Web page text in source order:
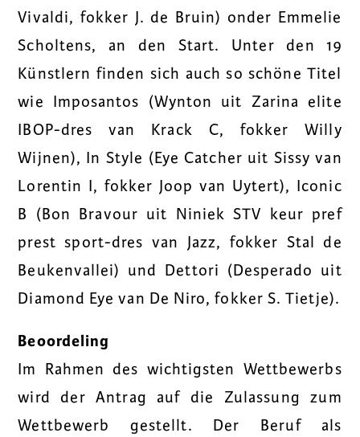
Vivaldi, fokker J. de Bruin) onder Emmelie
Scholtens, an den Start. Unter den 19
Künstlern finden sich auch so schöne Titel
wie Imposantos (Wynton uit Zarina elite
IBOP-dres van Krack C, fokker Willy
Wijnen), In Style (Eye Catcher uit Sissy van
Lorentin I, fokker Joop van Uytert), Iconic
B (Bon Bravour uit Niniek STV keur pref
prest sport-dres van Jazz, fokker Stal de
Beukenvallei) und Dettori (Desperado uit
Diamond Eye van De Niro, fokker S. Tietje).
Beoordeling
Im Rahmen des wichtigsten Wettbewerbs
wird der Antrag auf die Zulassung zum
Wettbewerb gestellt. Der Beruf als